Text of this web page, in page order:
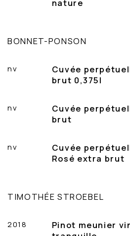
nature
BONNET-PONSON
nv
Cuvée
brut 0,375l
nv
Cuvée
brut
nv
Cuvée
Rosé extra brut
TIMOTHÉE STROEBEL
2018
Pinot meunier